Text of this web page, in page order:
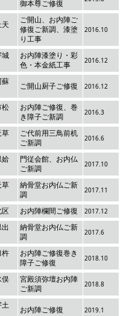
御本尊ご修復
ご開山、お内陣ご
修復ご新調、漆塗
り工事
2016.10
城
お内陣漆塗り・彩
色・本金紙工事
2016.12
蘇
ご開山厨子ご修復 2016.12
松
お内陣ご修復、巻
き障子ご新調
2016.3
草
ご代前用三鳥前机
ご新調
2016.6
姶
門従会館、お内仏
ご新調
2017.10
草
納骨堂お内仏ご新
調
2017.11
区 お内陣欄間ご修復 2017.12
納骨堂お内仏ご新
調
2017.6
杵
お内陣ご修復巻き
障子ご修復
2018.10
俣
宮殿須弥壇お内陣
ご新調
2018.8
土
お内陣ご修復 2019.1